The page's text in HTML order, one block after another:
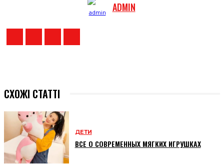
ADMIN
СХОЖІ СТАТТІ
ДЕТИ
ВСЕ О СОВРЕМЕННЫХ МЯГКИХ ИГРУШКАХ